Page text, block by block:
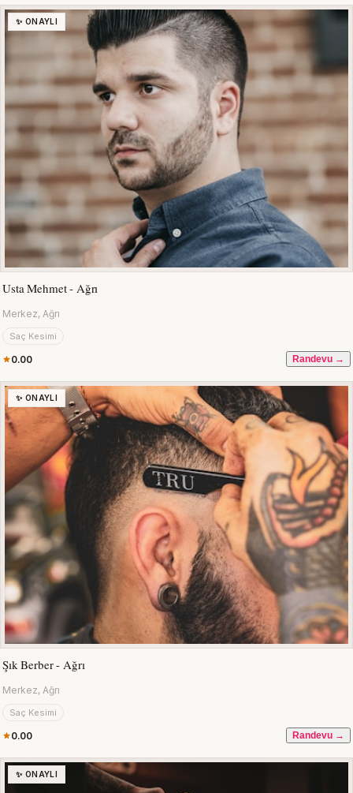
✨ ONAYLI
Usta Mehmet - Ağrı
Merkez, Ağrı
Saç Kesimi
0.00 Randevu →
✨ ONAYLI
Şık Berber - Ağrı
Merkez, Ağrı
Saç Kesimi
0.00 Randevu →
✨ ONAYLI